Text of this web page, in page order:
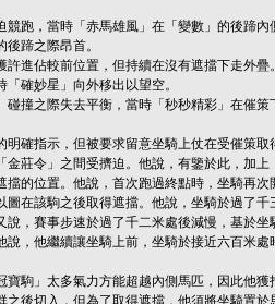
跑，當時「赤馬雄風」在「變數」的後蹄內
蹄之際昂首。
進佔較前位置，但持續在沒有遮擋下走外疊。
確妙星」向外移出以望空。
撞之際失去平衡，當時「秒秒精彩」在催
確指示，但被要求留意坐騎上仗在受催策
莊令」之間受擠迫。他說，有鑒於此，加
的位置。他說，首次跑過終點時，坐騎再
在該駒之後取得遮擋。他說，坐騎於過了千
，賽事步速於過了千二米處後減慢，基於
，他繼續讓坐騎上前，坐騎於接近六百米
駒」太多氣力方能超越內側馬匹，因此他獲
後切入，但為了取得遮擋，他須將坐騎置於